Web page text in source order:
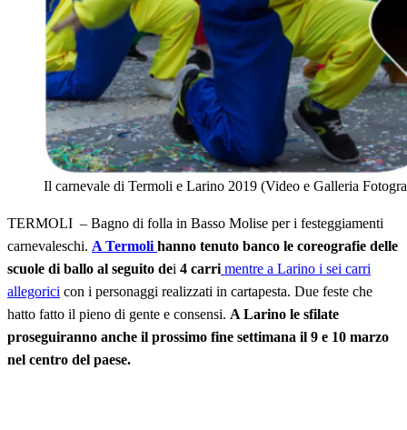
Il carnevale di Termoli e Larino 2019 (Video e Galleria
TERMOLI – Bagno di folla in Basso Molise per i festeggiamenti
carnevaleschi. A Termoli hanno tenuto banco le coreografie delle
scuole di ballo al seguito dei 4 carri mentre a Larino i sei carri
allegorici con i personaggi realizzati in cartapesta. Due feste che
hatto fatto il pieno di gente e consensi. A Larino le sfilate
proseguiranno anche il prossimo fine settimana il 9 e 10 marzo
nel centro del paese.